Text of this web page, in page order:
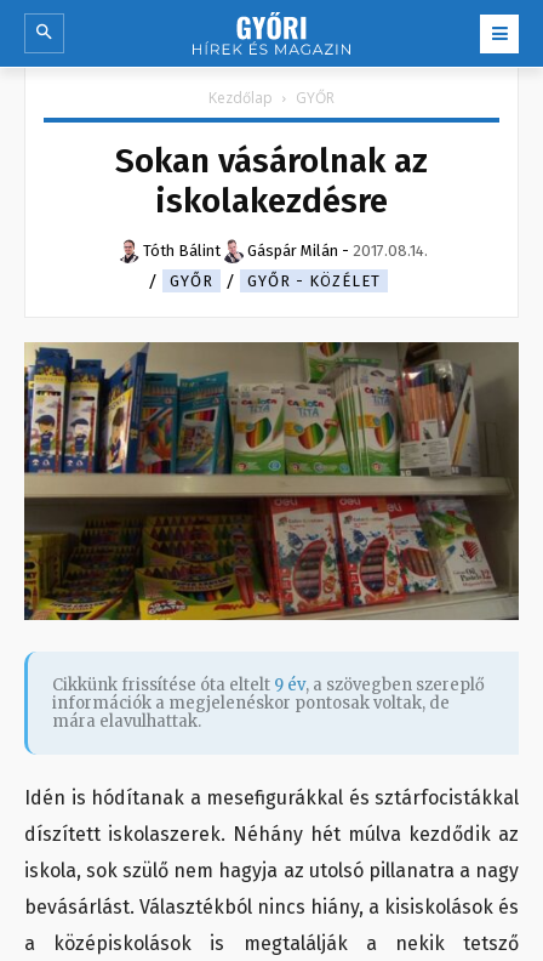
Kezdőlap GYŐR
Sokan vásárolnak az
iskolakezdésre
Tóth Bálint Gáspár Milán - 2017.08.14.
GYŐR
GYŐR - KÖZÉLET
Cikkünk frissítése óta eltelt 9 év, a szövegben szereplő
információk a megjelenéskor pontosak voltak, de
mára elavulhattak.
Idén is hódítanak a mesefigurákkal és sztárfocistákkal
díszített iskolaszerek. Néhány hét múlva kezdődik az
iskola, sok szülő nem hagyja az utolsó pillanatra a nagy
bevásárlást. Választékból nincs hiány, a kisiskolások és
a középiskolások is megtalálják a nekik tetsző